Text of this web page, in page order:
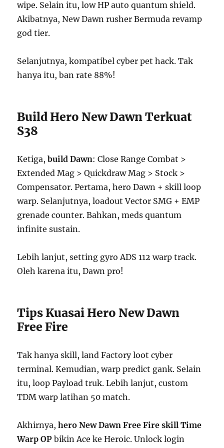
wipe. Selain itu, low HP auto quantum shield.
Akibatnya, New Dawn rusher Bermuda revamp
god tier.
Selanjutnya, kompatibel cyber pet hack. Tak
hanya itu, ban rate 88%!
Build Hero New Dawn Terkuat
S38
Ketiga,build Dawn: Close Range Combat >
Extended Mag > Quickdraw Mag > Stock >
Compensator. Pertama, hero Dawn + skill loop
warp. Selanjutnya, loadout Vector SMG + EMP
grenade counter. Bahkan, meds quantum
infinite sustain.
Lebih lanjut, setting gyro ADS 112 warp track.
Oleh karena itu, Dawn pro!
Tips Kuasai Hero New Dawn
Free Fire
Tak hanya skill, land Factory loot cyber
terminal. Kemudian, warp predict gank. Selain
itu, loop Payload truk. Lebih lanjut, custom
TDM warp latihan 50 match.
Akhirnya,hero New Dawn Free Fire skill Time
Warp OP bikin Ace ke Heroic. Unlock login